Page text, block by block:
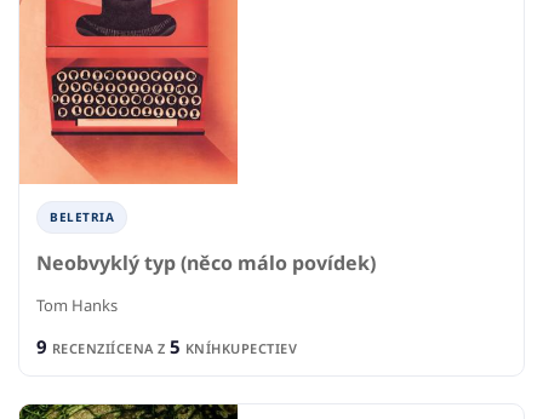
BELETRIA
Neobvyklý typ (něco málo povídek)
Tom Hanks
9 RECENZIÍCENA Z 5 KNÍHKUPECTIEV